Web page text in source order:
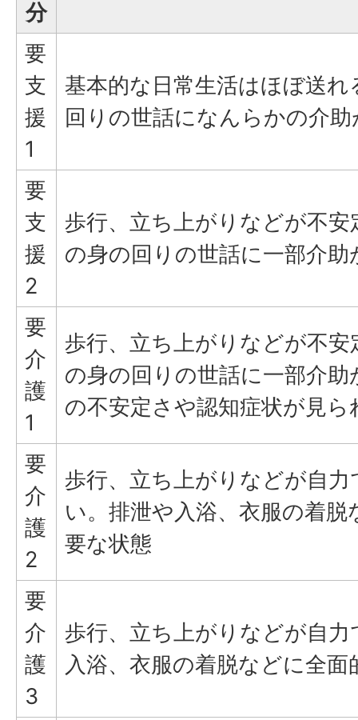
分
要
支
援
1
基本的な日常生活はほぼ送
回りの世話になんらかの介
要
支
援
2
歩行、立ち上がりなどが不
の身の回りの世話に一部介助
要
介
護
1
歩行、立ち上がりなどが不
の身の回りの世話に一部介
の不安定さや認知症状が見ら
要
介
護
2
歩行、立ち上がりなどが自
い。排泄や入浴、衣服の着
要な状態
要
介
護
3
歩行、立ち上がりなどが自
入浴、衣服の着脱などに全